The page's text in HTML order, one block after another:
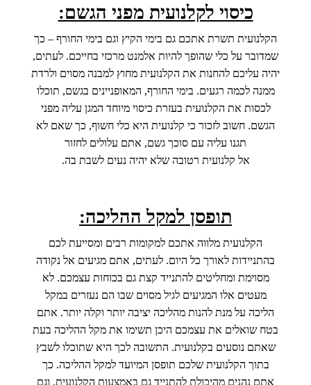
כיסוי לקלנועית מפני הגשם:
הקלנועית תשרת אתכם גם בימי הקיץ וגם בימי החורף – כך
שמדובר על כלי שהופך להיות אלמנט מרכזי בחייכם. לעתים,
יהיה עליכם להחנות את הקלנועית מחוץ למבנה מסוים ולרדת
ממנה לכמה רגעים. בימי החורף, המאופניינים בגשם, תוכלו
לכסות את הקלנועית בעזרת כיסוי מיוחד המגן עליה מפני
הגשם. חשוב לזכור כי קלנועית היא כלי חשוף, כך שאם לא
תגנו עליה עם סוכך גשם, אתם עלולים לחזור
אל קלנועית רטובה שלא יהיה נעים לשבת בה.
תופסן למקל ההליכה:
הקלנועית מלווה אתכם למקומות רבים ומסייעת לכם
בהתניידות לאורך כל היום. לעתים, אתם מגיעים אל נקודה
מסוימת ומחליטים להתנייד קצת גם בכוחות עצמכם. לא
מעטים אלו המגיעים לגיל מסוים שבו הם נעזרים במקל
הליכה על מנת להנות מהליכה יציבה יותר וקלה יותר. אתם
בטח שואלים את עצמכם היכן תשימו את מקל ההליכה בעת
שאתם נוסעים בקלנועית. התשובה לכך היא שתוכלו לשבץ
בתוך הקלנועית שלכם תופסן המיועד למקל ההליכה. כך
אתם נהנים מהיכולת להתנייד גם באמצעות הקלנועית, וגם